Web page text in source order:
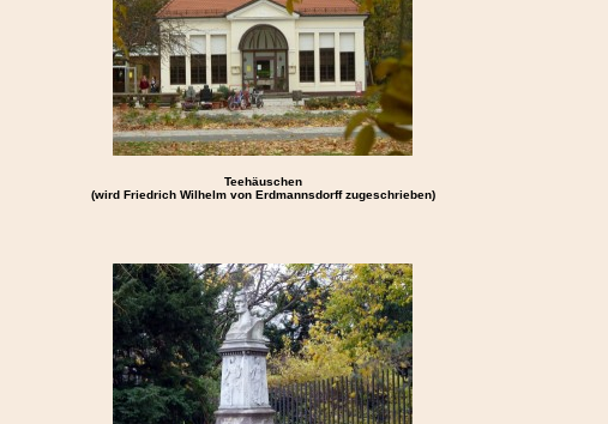
Teehäuschen
(wird Friedrich Wilhelm von Erdmannsdorff zugeschrieben)